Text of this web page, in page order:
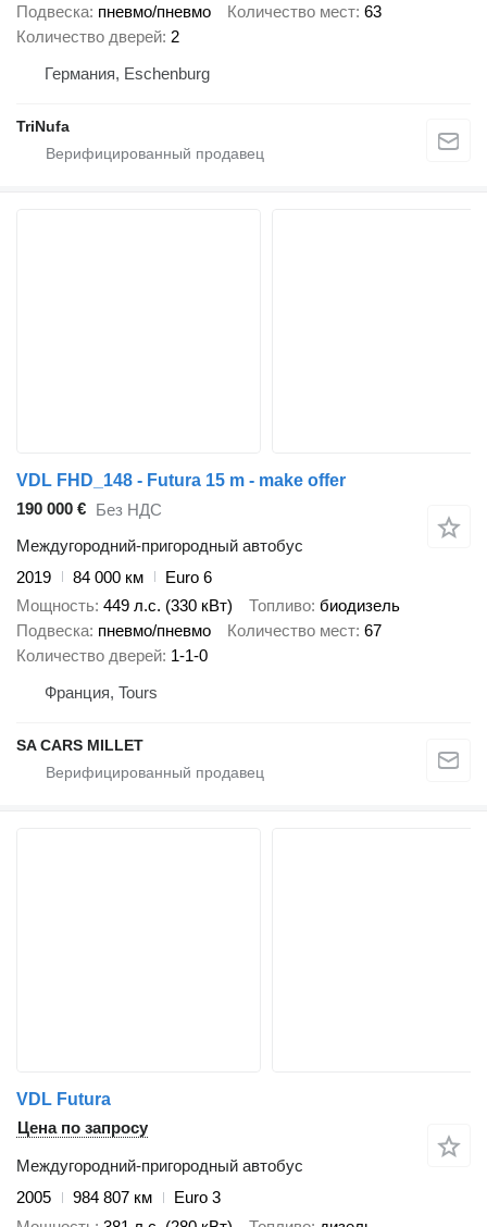
Подвеска пневмо/пневмо Количество мест 63
Количество дверей 2
Германия, Eschenburg
TriNufa
VDL FHD_148 - Futura 15 m - make offer
190 000 € Без НДС
Междугородний-пригородный автобус
2019
84 000 км
Euro 6
Мощность 449 л.с. (330 кВт) Топливо биодизель
Подвеска пневмо/пневмо Количество мест 67
Количество дверей 1-1-0
Франция, Tours
SA CARS MILLET
VDL Futura
Цена по запросу
Междугородний-пригородный автобус
2005
984 807 км
Euro 3